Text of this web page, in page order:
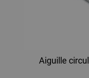
Aiguille